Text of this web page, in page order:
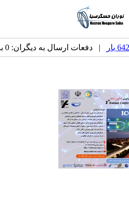
| دفعات ارسال به دیگران: 0 بار |